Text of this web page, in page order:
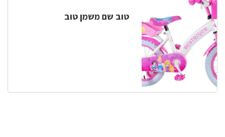
טוב שם משמן טוב